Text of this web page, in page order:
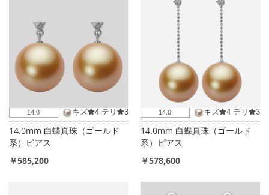
14.0 キズ 4 テリ 3
14.0mm 白蝶真珠（ゴールド
系）ピアス
￥585,200
14.0 キズ 4 テリ 3
14.0mm 白蝶真珠（ゴールド
系）ピアス
￥578,600